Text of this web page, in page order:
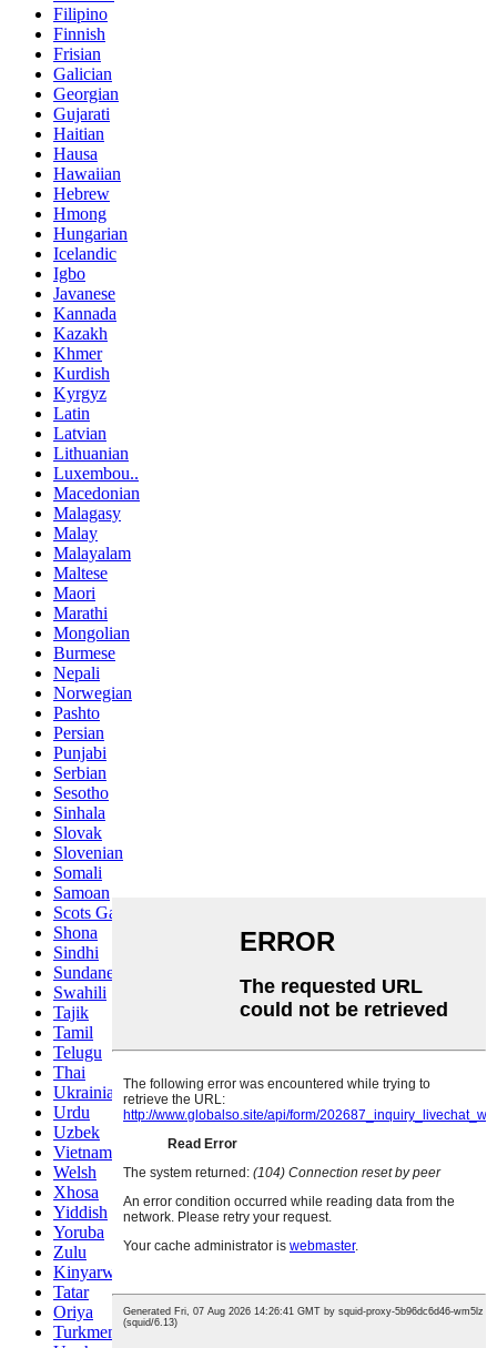
Filipino
Finnish
Frisian
Galician
Georgian
Gujarati
Haitian
Hausa
Hawaiian
Hebrew
Hmong
Hungarian
Icelandic
Igbo
Javanese
Kannada
Kazakh
Khmer
Kurdish
Kyrgyz
Latin
Latvian
Lithuanian
Luxembou..
Macedonian
Malagasy
Malay
Malayalam
Maltese
Maori
Marathi
Mongolian
Burmese
Nepali
Norwegian
Pashto
Persian
Punjabi
Serbian
Sesotho
Sinhala
Slovak
Slovenian
Somali
Samoan
Scots Gaelic
Shona
Sindhi
Sundanese
Swahili
Tajik
Tamil
Telugu
Thai
Ukrainian
Urdu
Uzbek
Vietnamese
Welsh
Xhosa
Yiddish
Yoruba
Zulu
Kinyarwanda
Tatar
Oriya
Turkmen